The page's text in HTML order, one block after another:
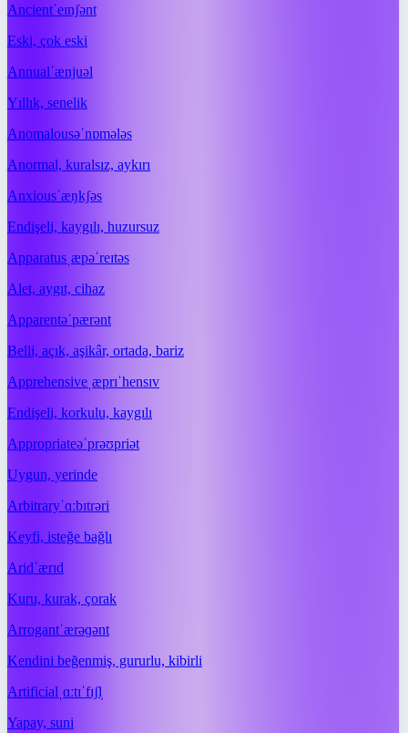
Ancientˈeɪnʃənt
Eski, çok eski
Annualˈænjuəl
Yıllık, senelik
Anomalousəˈnɒmələs
Anormal, kuralsız, aykırı
Anxiousˈæŋkʃəs
Endişeli, kaygılı, huzursuz
Apparatus ˌæpəˈreɪtəs
Alet, aygıt, cihaz
Apparentəˈpærənt
Belli, açık, aşikâr, ortada, bariz
Apprehensive ˌæprɪˈhensɪv
Endişeli, korkulu, kaygılı
Appropriateəˈprəʊpriət
Uygun, yerinde
Arbitraryˈɑːbɪtrəri
Keyfi, isteğe bağlı
Aridˈærɪd
Kuru, kurak, çorak
Arrogantˈærəɡənt
Kendini beğenmiş, gururlu, kibirli
Artificial ˌɑːtɪˈfɪʃl̩
Yapay, suni